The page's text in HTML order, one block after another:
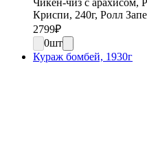
Криспи, 240г, Ролл
2799₽
0шт
Кураж бомбей, 1930г